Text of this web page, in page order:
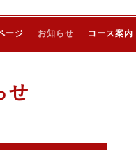
ージ お知らせ コース案内
せ